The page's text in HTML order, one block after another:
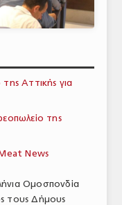
Αττικής για
της
News
Ομοσπονδία
τους Δήμους